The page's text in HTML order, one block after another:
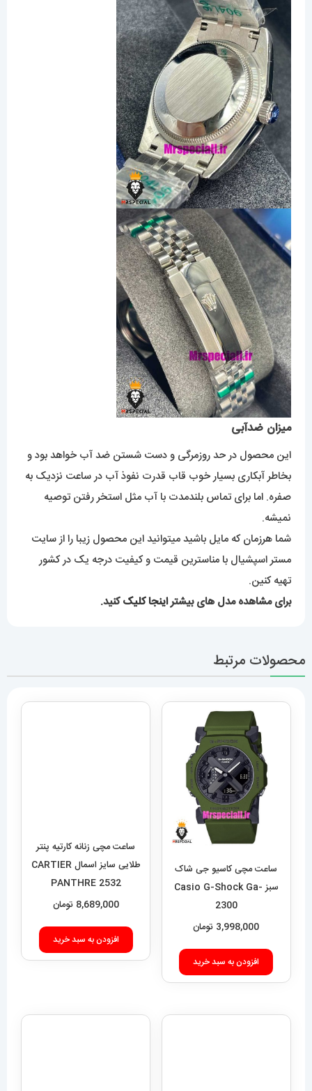
میزان ضدآبی
این محصول در حد روزمرگی و دست شستن ضد آب خواهد بود و
بخاطر آبکاری بسیار خوب قاب قدرت نفوذ آب در ساعت نزدیک به
صفره. اما برای تماس بلندمدت با آب مثل استخر رفتن توصیه
نمیشه.
شما هرزمان که مایل باشید میتوانید این محصول زیبا را از سایت
مستر اسپشیال با مناسترین قیمت و کیفیت درجه یک در کشور
تهیه کنین.
برای مشاهده مدل های بیشتراینجا کلیککنید.
محصولات مرتبط
ساعت مچی کاسیو جی شاک
سبز Casio G-Shock Ga-
2300
3,998,000 تومان
افزودن به سبد خرید
ساعت مچی زنانه کارتیه پنتر
طلایی سایز اسمال CARTIER
PANTHRE 2532
8,689,000تومان
افزودن به سبد خرید